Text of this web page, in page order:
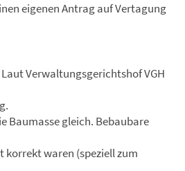
eigenen Antrag auf Vertagung
Verwaltungsgerichtshof VGH
Baumasse gleich. Bebaubare
korrekt waren (speziell zum